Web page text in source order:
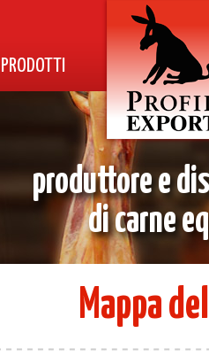
PRODOTTI
produttore e
di carne
Mappa